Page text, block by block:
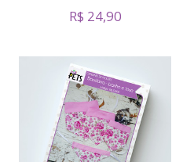
R$ 24,90